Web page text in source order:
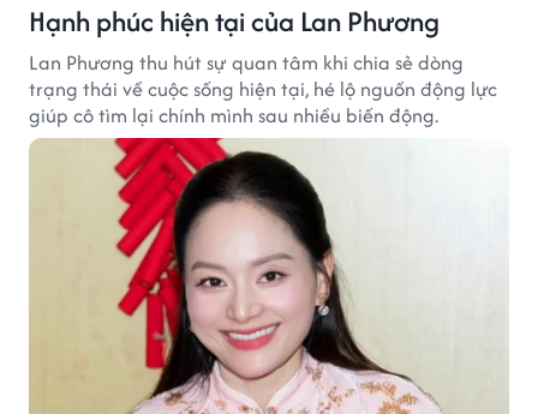
Hạnh phúc hiện tại của Lan Phương
Lan Phương thu hút sự quan tâm khi chia sẻ dòng
trạng thái về cuộc sống hiện tại, hé lộ nguồn động lực
giúp cô tìm lại chính mình sau nhiều biến động.